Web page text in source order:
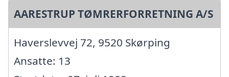
AARESTRUP TØMRERFORRETNING A/S
Haverslevvej 72, 9520 Skørping
Ansatte: 13